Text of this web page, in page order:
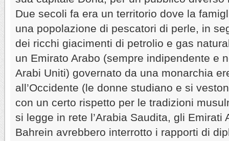
Due secoli fa era un territorio dove la
una popolazione di pescatori di perle, in
dei ricchi giacimenti di petrolio e gas
un Emirato Arabo (sempre indipendente e
Arabi Uniti) governato da una monarchia
all’Occidente (le donne studiano e si
con un certo rispetto per le tradizioni
si legge in rete l’Arabia Saudita, gli Emirati
Bahrein avrebbero interrotto i rapporti di